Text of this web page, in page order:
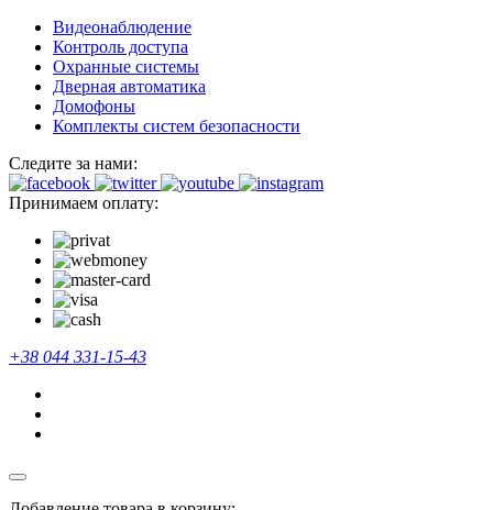
Видеонаблюдение
Контроль доступа
Охранные системы
Дверная автоматика
Домофоны
Комплекты систем безопасности
Следите за нами:
Принимаем оплату:
+38 044 331-15-43